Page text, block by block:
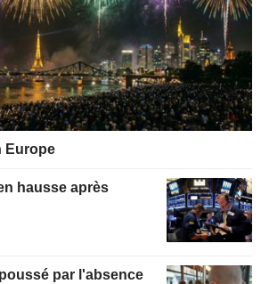
Europe
hausse après
par l'absence